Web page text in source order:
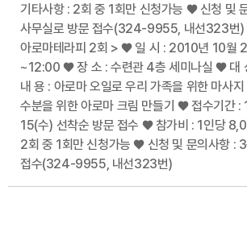
기타사항 : 2회 중 1회만 신청가능 ♥ 신청 및
사무실로 방문 접수(324-9955, 내선323번)
아로마테라피 2회 > ♥ 일 시 : 2010년 10월
~12:00 ♥ 장 소 : 수련관 4층 세미나실 ♥ 대
내 용 : 아로마 오일로 우리 가족을 위한 마사
수분을 위한 아로마 크림 만들기 ♥ 접수기간
15(수) 선착순 방문 접수 ♥ 참가비 : 1인당
2회 중 1회만 신청가능 ♥ 신청 및 문의사항 :
접수(324-9955, 내선323번)